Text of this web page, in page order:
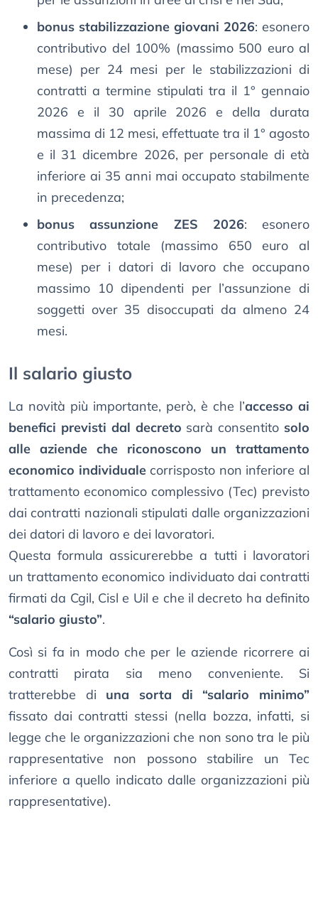
bonus stabilizzazione giovani 2026: esonero
contributivo del 100% (massimo 500 euro al
mese) per 24 mesi per le stabilizzazioni di
contratti a termine stipulati tra il 1° gennaio
2026 e il 30 aprile 2026 e della durata
massima di 12 mesi, effettuate tra il 1° agosto
e il 31 dicembre 2026, per personale di età
inferiore ai 35 anni mai occupato stabilmente
in precedenza;
bonus assunzione ZES 2026: esonero
contributivo totale (massimo 650 euro al
mese) per i datori di lavoro che occupano
massimo 10 dipendenti per l’assunzione di
soggetti over 35 disoccupati da almeno 24
mesi.
Il salario giusto
La novità più importante, però, è che l’accesso ai
benefici previsti dal decreto sarà consentito solo
alle aziende che riconoscono un trattamento
economico individualecorrisposto non inferiore al
trattamento economico complessivo (Tec) previsto
dai contratti nazionali stipulati dalle organizzazioni
dei datori di lavoro e dei lavoratori.
Questa formula assicurerebbe a tutti i lavoratori
un trattamento economico individuato dai contratti
firmati da Cgil, Cisl e Uil e che il decreto ha definito
“salario giusto”.
Così si fa in modo che per le aziende ricorrere ai
contratti pirata sia meno conveniente. Si
tratterebbe di una sorta di “salario minimo”
fissato dai contratti stessi (nella bozza, infatti, si
legge che le organizzazioni che non sono tra le più
rappresentative non possono stabilire un Tec
inferiore a quello indicato dalle organizzazioni più
rappresentative).